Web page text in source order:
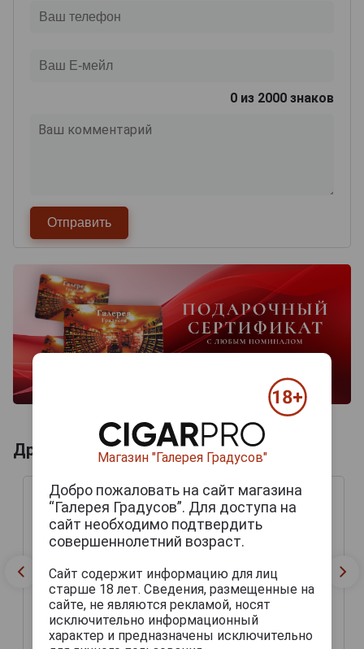
0 из 2000 знаков
Другие продукты бренда FLENSBURGER
Flensburger Pilsner Пиво
Flensburger Weizen Пиво
Магазин "Галерея Градусов"
Добро пожаловать на сайт магазина
“Галерея Градусов”. Для доступа на
сайт необходимо подтвердить
совершеннолетний возраст.
Сайт содержит информацию для лиц
старше 18 лет. Сведения, размещенные на
сайте, не являются рекламой, носят
исключительно информационный
характер и предназначены исключительно